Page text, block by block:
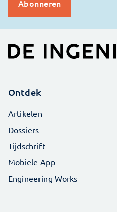
Ontdek
Artikelen
Dossiers
Tijdschrift
Mobiele App
Engineering Works